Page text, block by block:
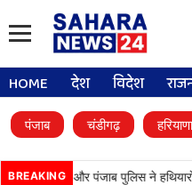
HOME देश विदेश
पंजाब चंडीगढ़ हरियाणा
BREAKINGBSF और पंजाब पुलिस ने हथियारों